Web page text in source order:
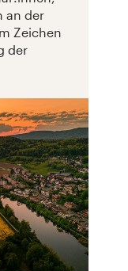
an der
Zeichen
der